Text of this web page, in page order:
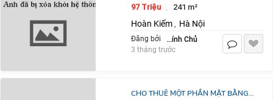
241M2- 5,5T, HÀNG GAI, HÀNG
HÒM, HÀNG BÔNG
97 Triệu · 241 m²
Hoàn Kiếm , Hà Nội
Đăng bởi Chính Chủ
3 tháng trước
CHO THUÊ MỘT PHẦN MẶT BẰNG